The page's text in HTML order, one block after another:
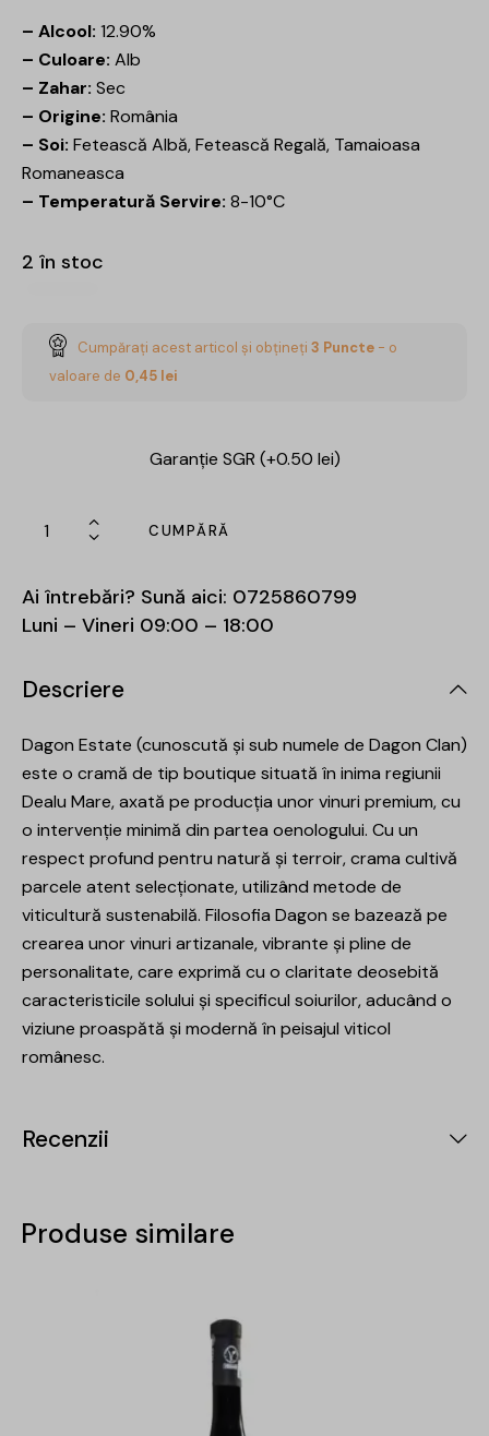
– Alcool: 12.90%
– Culoare: Alb
– Zahar: Sec
– Origine: România
– Soi: Fetească Albă, Fetească Regală, Tamaioasa
Romaneasca
– Temperatură Servire: 8-10°C
2 în stoc
Cumpărați acest articol și obțineți 3 Puncte - o
valoare de 0,45 lei
Garanție SGR (+0.50 lei)
CUMPĂRĂ
Ai întrebări? Sună aici: 0725860799
Luni – Vineri 09:00 – 18:00
Descriere
Dagon Estate (cunoscută și sub numele de Dagon Clan)
este o cramă de tip boutique situată în inima regiunii
Dealu Mare, axată pe producția unor vinuri premium, cu
o intervenție minimă din partea oenologului. Cu un
respect profund pentru natură și terroir, crama cultivă
parcele atent selecționate, utilizând metode de
viticultură sustenabilă. Filosofia Dagon se bazează pe
crearea unor vinuri artizanale, vibrante și pline de
personalitate, care exprimă cu o claritate deosebită
caracteristicile solului și specificul soiurilor, aducând o
viziune proaspătă și modernă în peisajul viticol
românesc.
Recenzii
Produse similare